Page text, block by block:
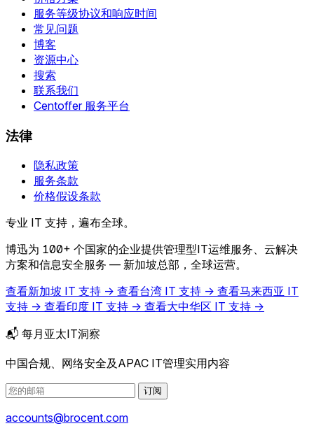
服务等级协议和响应时间
常见问题
博客
资源中心
搜索
联系我们
Centoffer 服务平台
法律
隐私政策
服务条款
价格假设条款
专业 IT 支持，遍布全球。
博迅为 100+ 个国家的企业提供管理型IT运维服务、云解决
方案和信息安全服务 — 新加坡总部，全球运营。
查看新加坡 IT 支持 → 查看台湾 IT 支持 → 查看马来西亚 IT
支持 → 查看印度 IT 支持 → 查看大中华区 IT 支持 →
📬 每月亚太IT洞察
中国合规、网络安全及APAC IT管理实用内容
订阅
accounts@brocent.com